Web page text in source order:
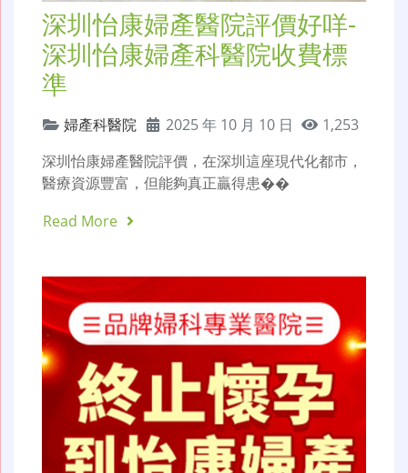
深圳怡康婦產醫院評價好咩-
深圳怡康婦產科醫院收費標
準
婦產科醫院 2025 年 10 月 10 日
1,253
深圳怡康婦產醫院評價，在深圳這座現代化都市，
醫療資源豐富，但能夠真正贏得患��
Read More